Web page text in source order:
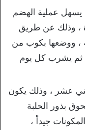
يسهل عملية الهضم
، وذلك عن طريق
، ووضعها بكوب من
لمدة 120 دقيقة ، ثم يشرب كل يوم
عشر ، وذلك يكون
بذور الحلبة
جيداً ،